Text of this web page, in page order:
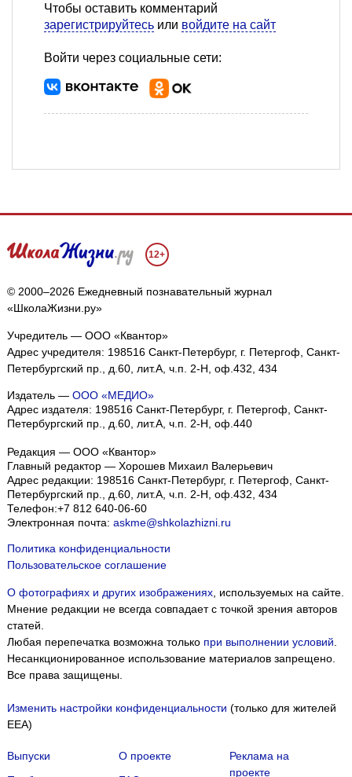
Чтобы оставить комментарий
зарегистрируйтесь или войдите на сайт
Войти через социальные сети:
12+
© 2000–2026 Ежедневный познавательный журнал
«ШколаЖизни.ру»
Учредитель — ООО «Квантор»
Адрес учредителя: 198516 Санкт-Петербург, г. Петергоф, Санкт-
Петербургский пр., д.60, лит.А, ч.п. 2-Н, оф.432, 434
Издатель — ООО «МЕДИО»
Адрес издателя: 198516 Санкт-Петербург, г. Петергоф, Санкт-
Петербургский пр., д.60, лит.А, ч.п. 2-Н, оф.440
Редакция — ООО «Квантор»
Главный редактор — Хорошев Михаил Валерьевич
Адрес редакции: 198516 Санкт-Петербург, г. Петергоф Санкт-
Петербургский пр., д.60, лит.А, ч.п. 2-Н, оф.432, 434
Телефон:+7 812 640-06-60
Электронная почта: askme@shkolazhizni.ru
Политика конфиденциальности
Пользовательское соглашение
О фотографиях и других изображениях, используемых на сайте.
Мнение редакции не всегда совпадает с точкой зрения авторов
статей.
Любая перепечатка возможна только при выполнении условий
Несанкционированное использование материалов запрещено.
Все права защищены.
Изменить настройки конфиденциальности (только для жителей
EEA)
Выпуски
О проекте
Реклама на
проекте